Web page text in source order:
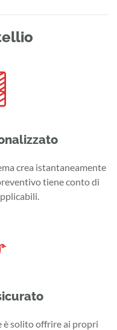
crea istantaneamente
tiene conto di
è solito offrire ai propri